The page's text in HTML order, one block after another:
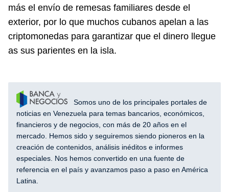
más el envío de remesas familiares desde el
exterior, por lo que muchos cubanos apelan a las
criptomonedas para garantizar que el dinero llegue
as sus parientes en la isla.
Somos uno de los principales portales de
noticias en Venezuela para temas bancarios, económicos,
financieros y de negocios, con más de 20 años en el
mercado. Hemos sido y seguiremos siendo pioneros en la
creación de contenidos, análisis inéditos e informes
especiales. Nos hemos convertido en una fuente de
referencia en el país y avanzamos paso a paso en América
Latina.